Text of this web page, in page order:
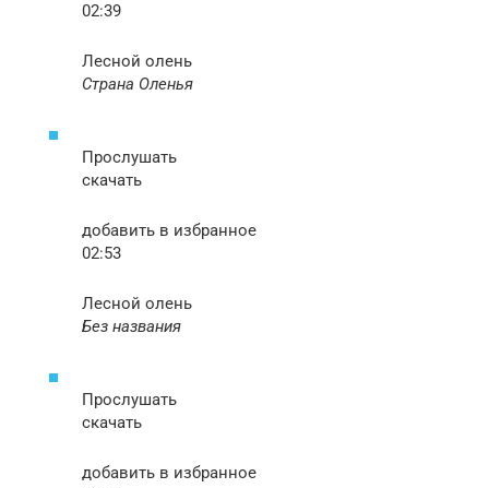
02:39
Лесной олень
Страна Оленья
Прослушать
скачать
добавить в избранное
02:53
Лесной олень
Без названия
Прослушать
скачать
добавить в избранное